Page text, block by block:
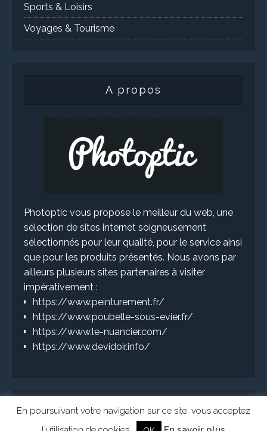
Sports & Loisirs
Voyages & Tourisme
A propos
Photoptic vous propose le meilleur du web, une
sélection de sites internet soigneusement
sélectionnés pour leur qualité, pour le service ainsi
que pour les produits présentés. Nous avons par
ailleurs plusieurs sites partenaires à visiter
impérativement :
https://www.peinturement.fr/
https://www.poubelle-sous-evier.fr/
https://www.le-nuancier.com/
https://www.devidoir.info/
En poursuivant votre navigation sur ce site, vous acceptez